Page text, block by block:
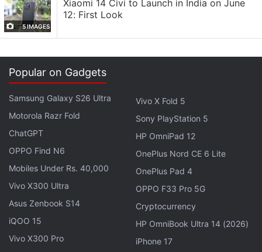
prévu pour 2026, devrait suivre une procédure
similaire avec le numéro de modèle SM-F976 et le
découvert indique une voie de développement
distincte , laissant entendre que Samsung pourrait
dévoiler un deuxième modèle Fold haut de gamme
aux côtés du Fold 8 classique l'année prochaine .
5 IMAGES
Xiaomi 14 Civi to Launch in India on June
12: First Look
Popular on Gadgets
Samsung Galaxy S26 Ultra
Motorola Razr Fold
ChatGPT
OPPO Find N6
Mobiles Under Rs. 40,000
Vivo X300 Ultra
Asus Zenbook S14
iQOO 15
Vivo X300 Pro
Vivo X Fold 5
Sony PlayStation 5
HP OmniPad 12
OnePlus Nord CE 6 Lite
OnePlus Pad 4
OPPO F33 Pro 5G
Cryptocurrency
HP OmniBook Ultra 14 (2026)
iPhone 17